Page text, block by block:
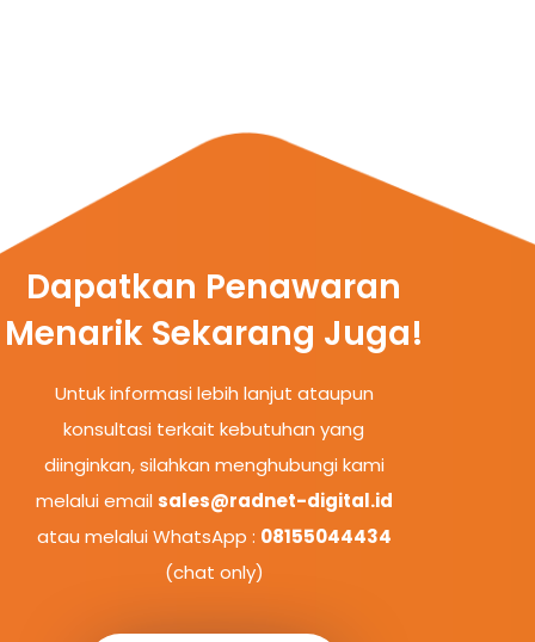
Dapatkan Penawaran
Menarik Sekarang Juga!
Untuk informasi lebih lanjut ataupun
konsultasi terkait kebutuhan yang
diinginkan, silahkan menghubungi kami
melalui email sales@radnet-digital.id
atau melalui WhatsApp : 08155044434
(chat only)